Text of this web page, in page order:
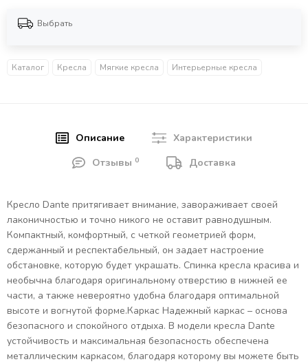
Выбрать
Каталог Кресла Мягкие кресла Интерьерные кресла
Описание
Характеристики
Отзывы 0 Доставка
Кресло Dante притягивает внимание, завораживает своей
лаконичностью и точно никого не оставит равнодушным.
Компактный, комфортный, с четкой геометрией форм,
сдержанный и респектабельный, он задает настроение
обстановке, которую будет украшать. Спинка кресла красива и
необычна благодаря оригинальному отверстию в нижней ее
части, а также невероятно удобна благодаря оптимальной
высоте и вогнутой форме.Каркас Надежный каркас – основа
безопасного и спокойного отдыха. В модели кресла Dante
устойчивость и максимальная безопасность обеспечена
металлическим каркасом, благодаря которому вы можете быть